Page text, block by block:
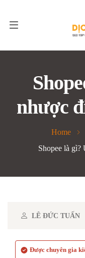
nhược
Home
Shopee là gì?
LÊ ĐỨC TUẤN
Được chuyên gia